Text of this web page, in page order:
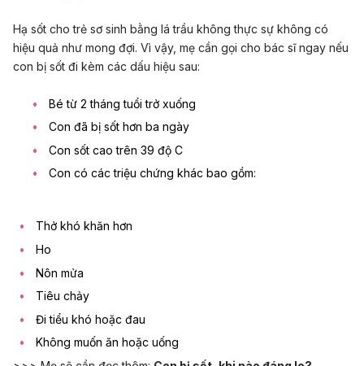
Hạ sốt cho trẻ sơ sinh bằng lá trầu không thực sự không có
hiệu quả như mong đợi. Vì vậy, mẹ cần gọi cho bác sĩ ngay nếu
con bị sốt đi kèm các dấu hiệu sau:
Bé từ 2 tháng tuổi trở xuống
Con đã bị sốt hơn ba ngày
Con sốt cao trên 39 độ C
Con có các triệu chứng khác bao gồm:
Thở khó khăn hơn
Ho
Nôn mửa
Tiêu chảy
Đi tiểu khó hoặc đau
Không muốn ăn hoặc uống